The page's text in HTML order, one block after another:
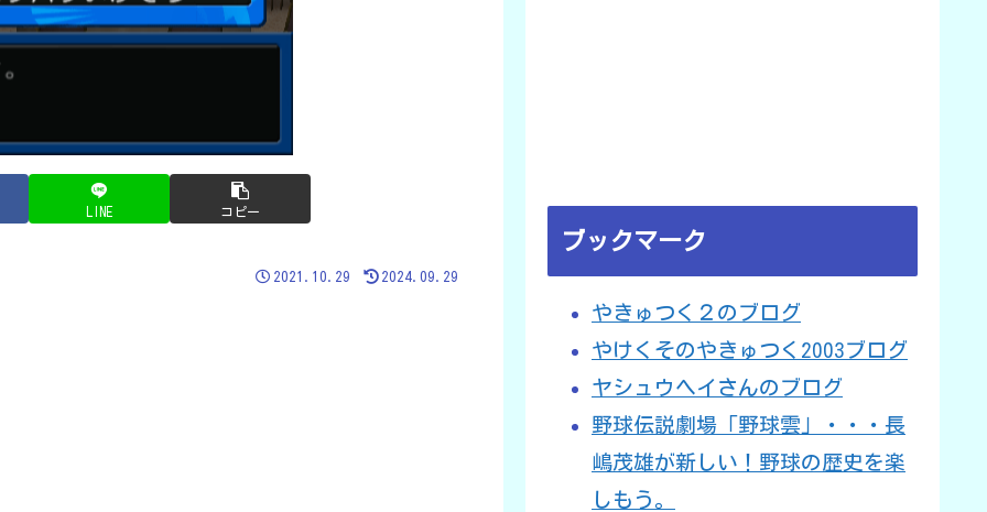
LINE コピー
2021.10.29 2024.09.29
ブックマーク
やきゅつく２のブログ
やけくそのやきゅつく2003ブログ
ヤシュウヘイさんのブログ
野球伝説劇場「野球雲」・・・長
嶋茂雄が新しい！野球の歴史を楽
しもう。